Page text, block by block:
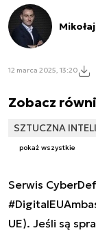
12 marca 2025, 13:20
Zobacz
SZTUCZNA
pokaż wszystkie
Serwis
UE). Jeśli są